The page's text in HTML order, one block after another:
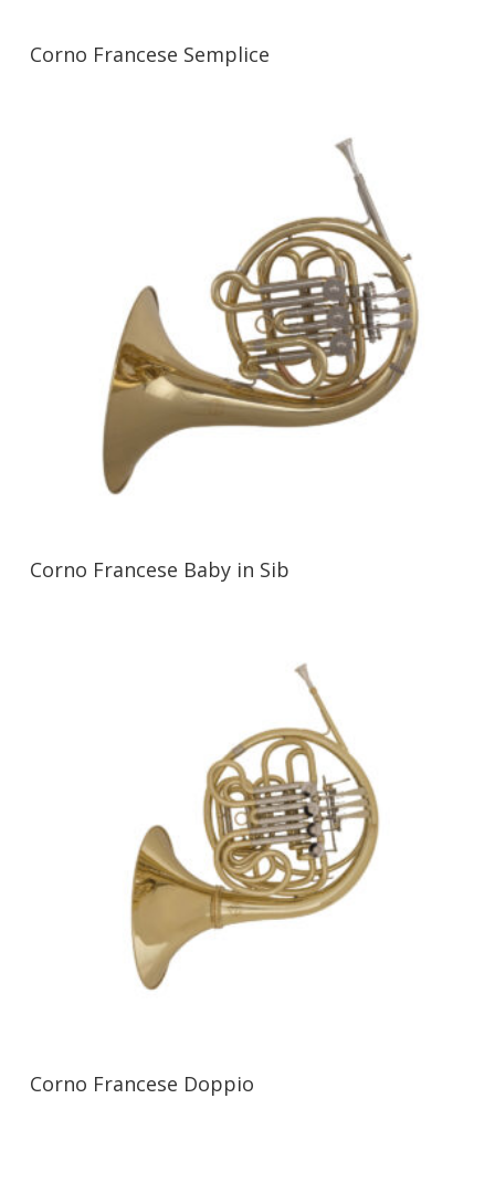
Corno Francese Semplice
Corno Francese Baby in Sib
Corno Francese Doppio